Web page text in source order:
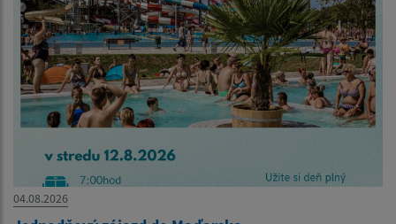
04.08.2026